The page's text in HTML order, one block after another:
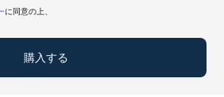
に同意の上、
購入する